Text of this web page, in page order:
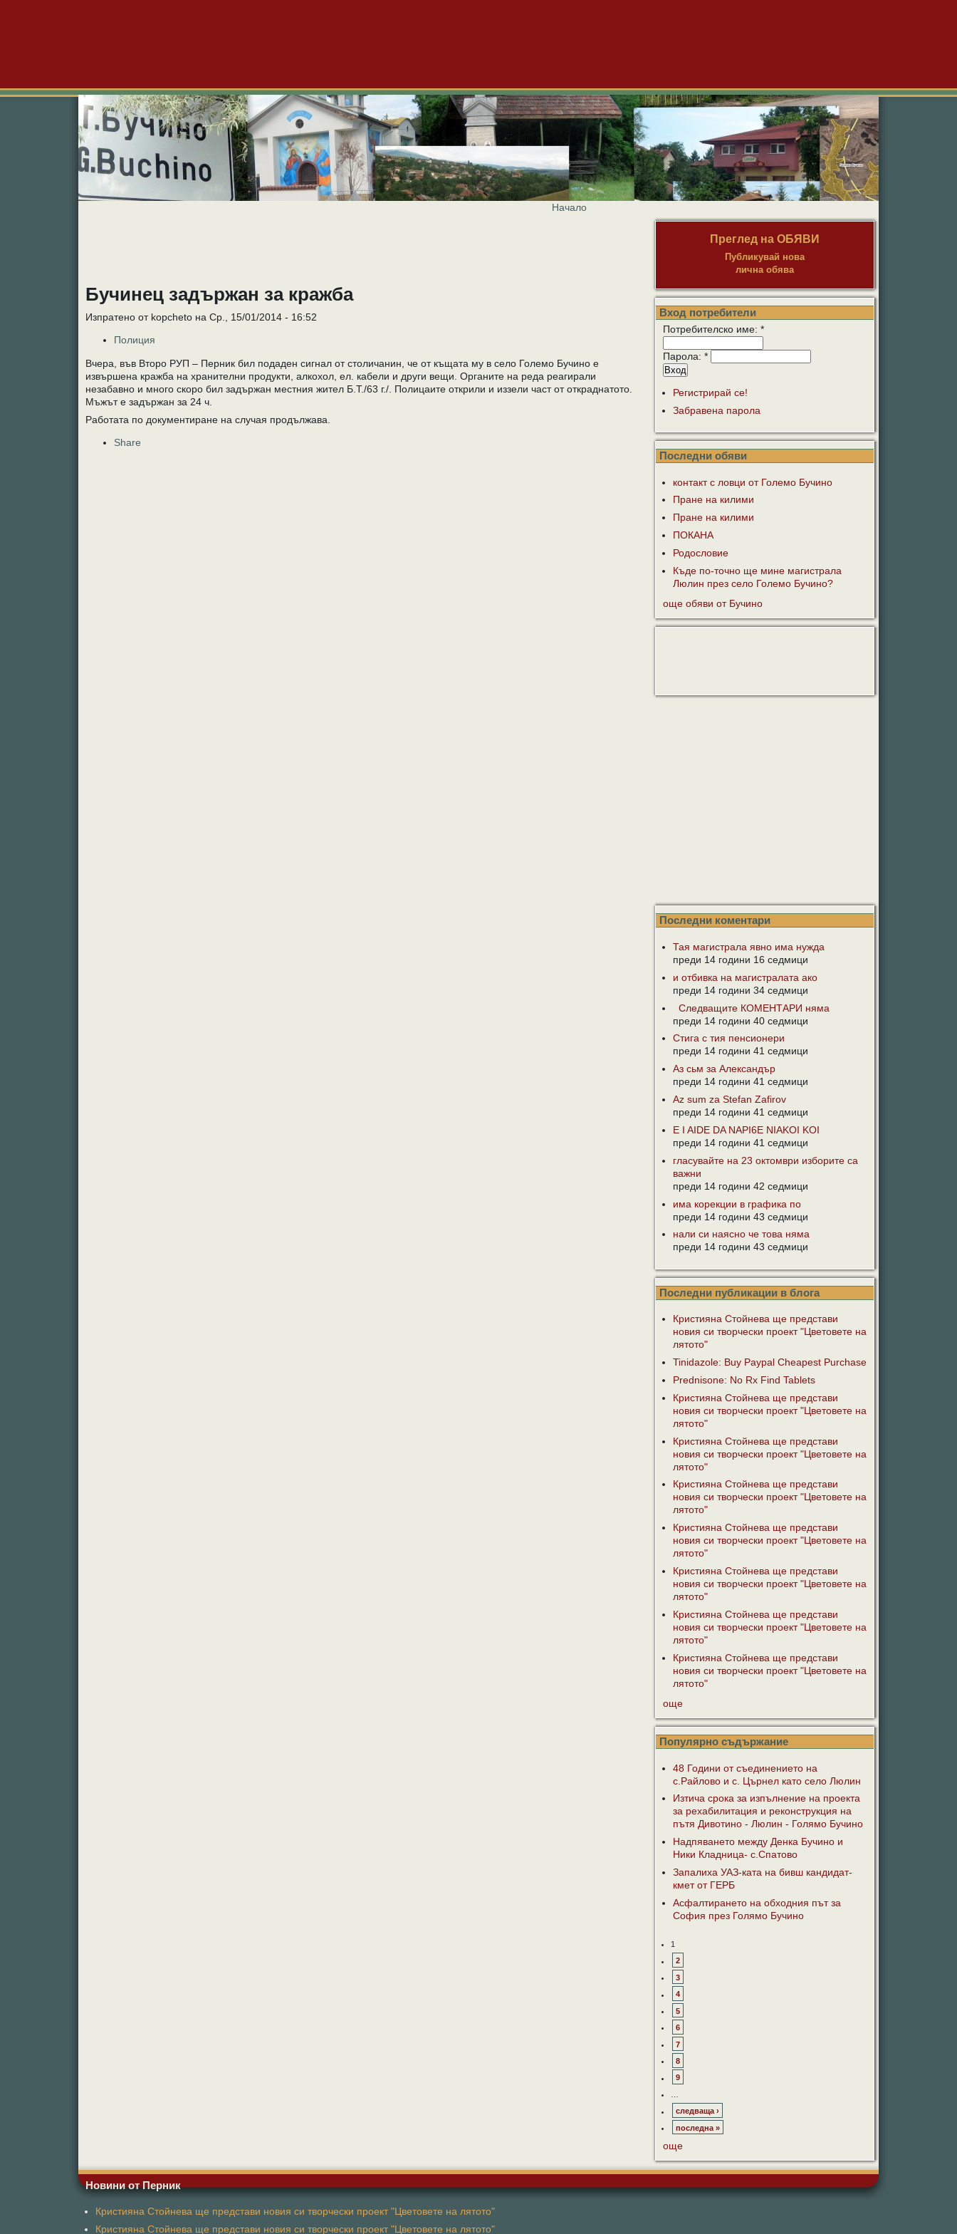
Начало
Преглед на ОБЯВИ
Публикувай нова
лична обява
Вход потребители
Потребителско име: *
Парола: *
Регистрирай се!
Забравена парола
Последни обяви
контакт с ловци от Големо Бучино
Пране на килими
Пране на килими
ПОКАНА
Родословие
Къде по-точно ще мине магистрала
Люлин през село Големо Бучино?
още обяви от Бучино
Последни коментари
Тая магистрала явно има нужда
преди 14 години 16 седмици
и отбивка на магистралата ако
преди 14 години 34 седмици
Следващите КОМЕНТАРИ няма
преди 14 години 40 седмици
Стига с тия пенсионери
преди 14 години 41 седмици
Аз сьм за Александър
преди 14 години 41 седмици
Az sum za Stefan Zafirov
преди 14 години 41 седмици
E I AIDE DA NAPI6E NIAKOI KOI
преди 14 години 41 седмици
гласувайте на 23 октомври изборите са
важни
преди 14 години 42 седмици
има корекции в графика по
преди 14 години 43 седмици
нали си наясно че това няма
преди 14 години 43 седмици
Последни публикации в блога
Кристияна Стойнева ще представи
новия си творчески проект "Цветовете на
лятото"
Tinidazole: Buy Paypal Cheapest Purchase
Prednisone: No Rx Find Tablets
Кристияна Стойнева ще представи
новия си творчески проект "Цветовете на
лятото"
Кристияна Стойнева ще представи
новия си творчески проект "Цветовете на
лятото"
Кристияна Стойнева ще представи
новия си творчески проект "Цветовете на
лятото"
Кристияна Стойнева ще представи
новия си творчески проект "Цветовете на
лятото"
Кристияна Стойнева ще представи
новия си творчески проект "Цветовете на
лятото"
Кристияна Стойнева ще представи
новия си творчески проект "Цветовете на
лятото"
Кристияна Стойнева ще представи
новия си творчески проект "Цветовете на
лятото"
още
Популярно съдържание
48 Години от съединението на
с.Райлово и с. Църнел като село Люлин
Изтича срока за изпълнение на проекта
за рехабилитация и реконструкция на
пътя Дивотино - Люлин - Голямо Бучино
Надпяването между Денка Бучино и
Ники Кладница- с.Спатово
Запалиха УАЗ-ката на бивш кандидат-
кмет от ГЕРБ
Асфалтирането на обходния път за
София през Голямо Бучино
1
2
3
4
5
6
7
8
9
следваща ›
последна »
още
Бучинец задържан за кражба
Изпратено от kopcheto на Ср., 15/01/2014 - 16:52
Полиция
Вчера, във Второ РУП – Перник бил подаден сигнал от столичанин, че от къщата му в село Големо Бучино е
извършена кражба на хранителни продукти, алкохол, ел. кабели и други вещи. Органите на реда реагирали
незабавно и много скоро бил задържан местния жител Б.Т./63 г./. Полицаите открили и иззели част от откраднатото.
Мъжът е задържан за 24 ч.
Работата по документиране на случая продължава.
Share
Новини от Перник
Кристияна Стойнева ще представи новия си творчески проект "Цветовете на лятото"
Кристияна Стойнева ще представи новия си творчески проект "Цветовете на лятото"